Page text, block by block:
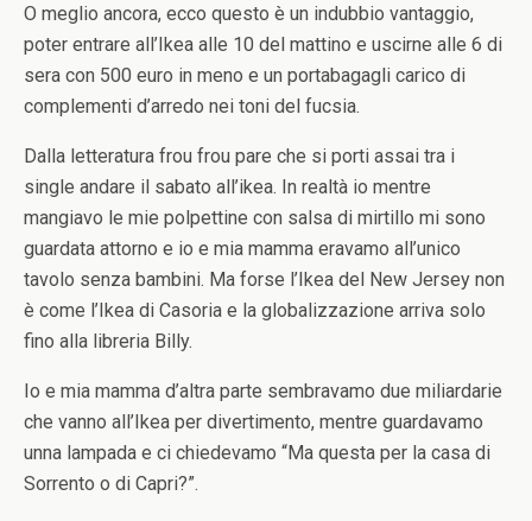
O meglio ancora, ecco questo è un indubbio vantaggio,
poter entrare all’Ikea alle 10 del mattino e uscirne alle 6 di
sera con 500 euro in meno e un portabagagli carico di
complementi d’arredo nei toni del fucsia.
Dalla letteratura frou frou pare che si porti assai tra i
single andare il sabato all’ikea. In realtà io mentre
mangiavo le mie polpettine con salsa di mirtillo mi sono
guardata attorno e io e mia mamma eravamo all’unico
tavolo senza bambini. Ma forse l’Ikea del New Jersey non
è come l’Ikea di Casoria e la globalizzazione arriva solo
fino alla libreria Billy.
Io e mia mamma d’altra parte sembravamo due miliardarie
che vanno all’Ikea per divertimento, mentre guardavamo
unna lampada e ci chiedevamo “Ma questa per la casa di
Sorrento o di Capri?”.